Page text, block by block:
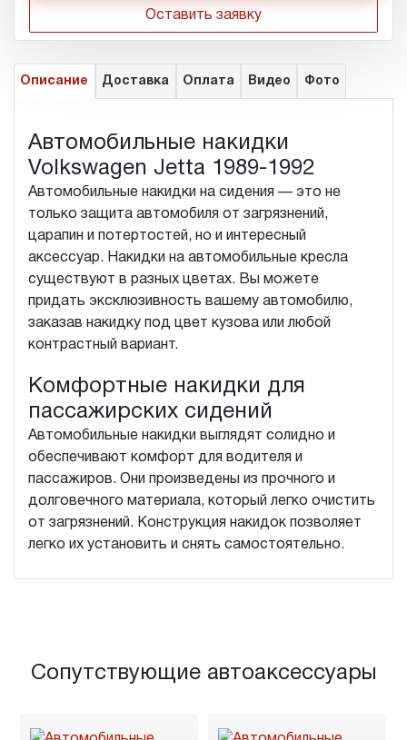
Оставить заявку
Описание Доставка Оплата Видео Фото
Автомобильные накидки
Volkswagen Jetta 1989-1992
Автомобильные накидки на сидения — это не
только защита автомобиля от загрязнений,
царапин и потертостей, но и интересный
аксессуар. Накидки на автомобильные кресла
существуют в разных цветах. Вы можете
придать эксклюзивность вашему автомобилю,
заказав накидку под цвет кузова или любой
контрастный вариант.
Комфортные накидки для
пассажирских сидений
Автомобильные накидки выглядят солидно и
обеспечивают комфорт для водителя и
пассажиров. Они произведены из прочного и
долговечного материала, который легко очистить
от загрязнений. Конструкция накидок позволяет
легко их установить и снять самостоятельно.
Сопутствующие автоаксессуары